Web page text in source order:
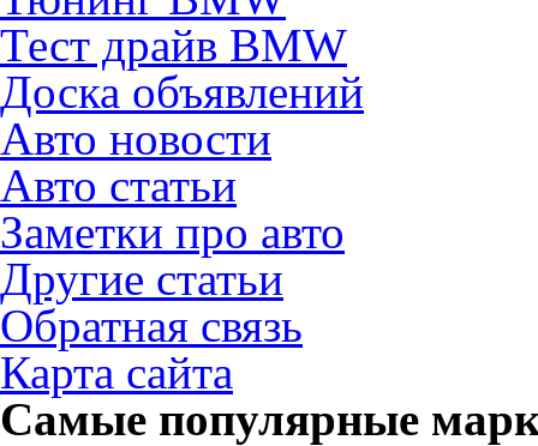
Тест драйв BMW
Доска объявлений
Авто новости
Авто статьи
Заметки про авто
Другие статьи
Обратная связь
Карта сайта
Самые популярные